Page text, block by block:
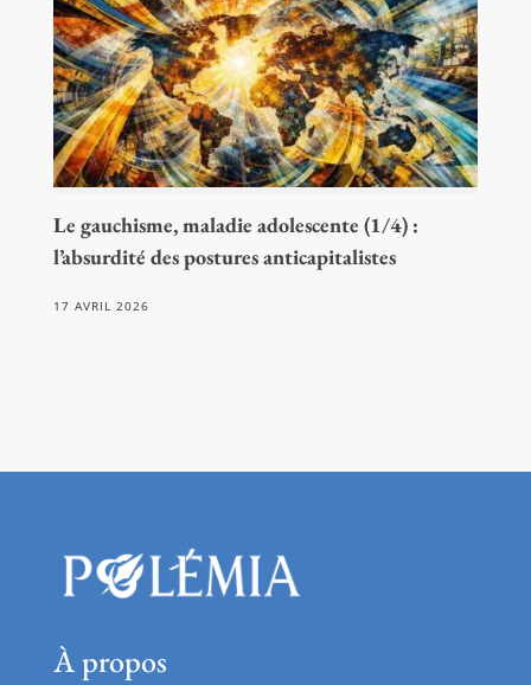
Le gauchisme, maladie adolescente (1/4) :
l’absurdité des postures anticapitalistes
17 AVRIL 2026
À propos